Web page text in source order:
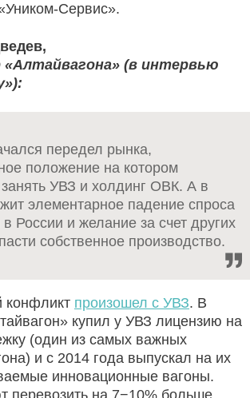
Сервис».
«Алтайвагона» (в интервью
передел рынка,
положение на котором
УВЗ и холдинг ОВК. А в
элементарное падение спроса
России и желание за счет других
собственное производство.
конфликт произошел с УВЗ. В
купил у УВЗ лицензию на
(один из самых важных
и с 2014 года выпускал на их
инновационные вагоны.